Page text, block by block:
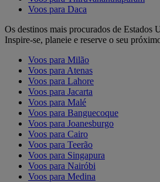
Voos para Daca
Os destinos mais procurados de Estados
Inspire-se, planeie e reserve o seu
Voos para Milão
Voos para Atenas
Voos para Lahore
Voos para Jacarta
Voos para Malé
Voos para Banguecoque
Voos para Joanesburgo
Voos para Cairo
Voos para Teerão
Voos para Singapura
Voos para Nairóbi
Voos para Medina